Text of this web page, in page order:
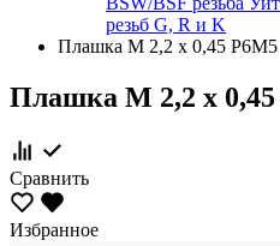
резьб G, R и K
Плашка М 2,2 х 0,45 Р6М5
Плашка М 2,2 х
Сравнить
Избранное